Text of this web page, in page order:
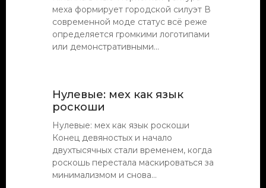
меха формирует городской силуэт В
современной моде статус всё реже
определяется громкими логотипами
или демонстративными...
Нулевые: мех как язык
роскоши
Нулевые: мех как язык роскоши
Конец девяностых и начало
двухтысячных стали временем, когда
роскошь перестала маскироваться за
минимализмом и снова...